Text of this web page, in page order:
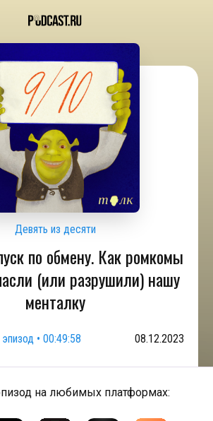
Девять из десяти
по обмену. Как ромкомы
(или разрушили) нашу
менталку
• 00:49:58 08.12.2023
на любимых платформах: